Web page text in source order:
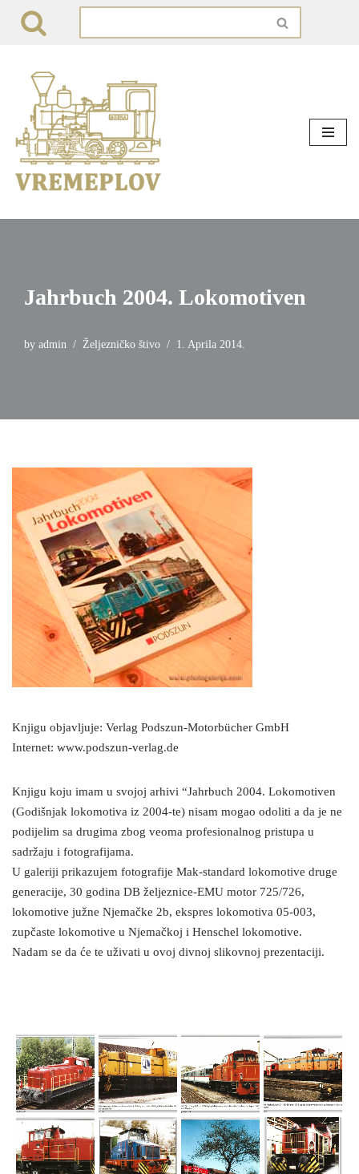
content
Jahrbuch 2004. Lokomotiven
by admin Željezničko štivo 1. Aprila 2014.
Knjigu objavljuje: Verlag Podszun-Motorbücher GmbH
Internet: www.podszun-verlag.de
Knjigu koju imam u svojoj arhivi “Jahrbuch 2004. Lokomotiven
(Godišnjak lokomotiva iz 2004-te) nisam mogao odoliti a da je ne
podijelim sa drugima zbog veoma profesionalnog pristupa u
sadržaju i fotografijama.
U galeriji prikazujem fotografije Mak-standard lokomotive druge
generacije, 30 godina DB željeznice-EMU motor 725/726,
lokomotive južne Njemačke 2b, ekspres lokomotiva 05-003,
zupčaste lokomotive u Njemačkoj i Henschel lokomotive.
Nadam se da će te uživati u ovoj divnoj slikovnoj prezentaciji.